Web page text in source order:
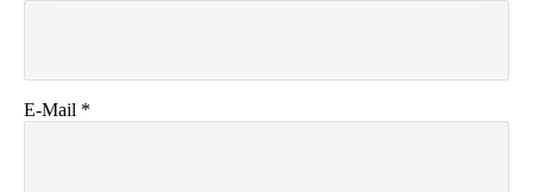
E-Mail *